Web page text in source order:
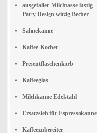
ausgefallen Milchtasse lustig
Party Design witzig Becher
Sahnekanne
Kaffee-Kocher
Presentflaschenkorb
Kaffeeglas
Milchkanne Edelstahl
Ersatzsieb für Espressokanne
Kaffeezubereiter